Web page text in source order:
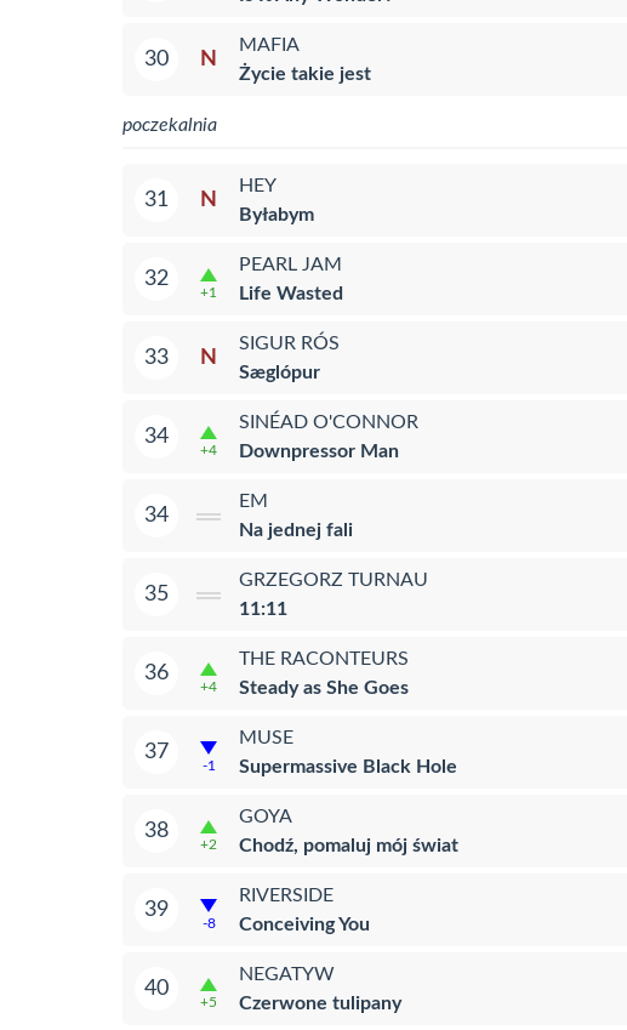
30 N
MAFIA
Życie takie jest
poczekalnia
31 N
HEY
Byłabym
32
+1
PEARL JAM
Life Wasted
33 N
SIGUR RÓS
Sæglópur
34
+4
SINÉAD O'CONNOR
Downpressor Man
34
EM
Na jednej fali
35
GRZEGORZ TURNAU
11:11
36
+4
THE RACONTEURS
Steady as She Goes
37
-1
MUSE
Supermassive Black Hole
38
+2
GOYA
Chodź, pomaluj mój świat
39
-8
RIVERSIDE
Conceiving You
40
+5
NEGATYW
Czerwone tulipany